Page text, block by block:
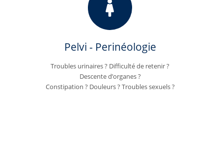
Pelvi - Perinéologie
Troubles urinaires ? Difficulté de retenir ?
Descente d’organes ?
Constipation ? Douleurs ? Troubles sexuels ?